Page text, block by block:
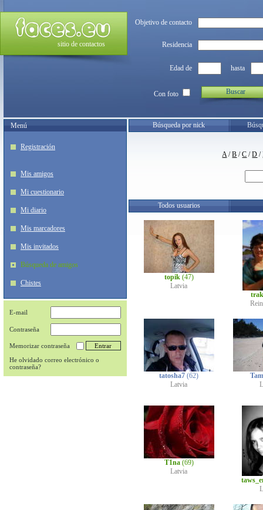
sitio de contactos
Objetivo de contacto
Residencia
Edad de hasta
Con foto Buscar
Menú
Registración
Mis amigos
Mi cuestionario
Mi diario
Mis marcadores
Mis invitados
Búsqueda de amigos
Chistes
E-mail
Contraseña
Memorizar contraseña
He olvidado correo electrónico o
contraseña?
Búsqueda por nick
A/B /C /D /
Todos usuarios
topik (47)
Latvia
tatosha7 (62)
Latvia
T1na (69)
Latvia